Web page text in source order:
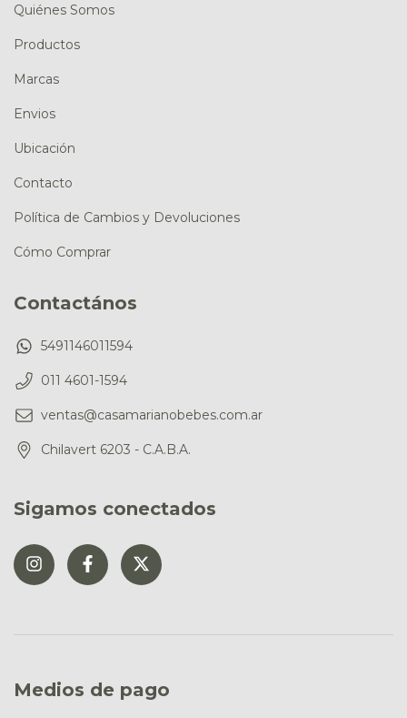
Quiénes Somos
Productos
Marcas
Envios
Ubicación
Contacto
Política de Cambios y Devoluciones
Cómo Comprar
Contactános
5491146011594
011 4601-1594
ventas@casamarianobebes.com.ar
Chilavert 6203 - C.A.B.A.
Sigamos conectados
Medios de pago